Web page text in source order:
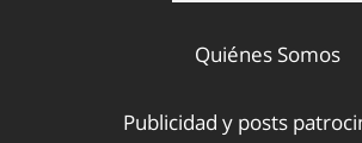
Quiénes Somos
Publicidad y posts